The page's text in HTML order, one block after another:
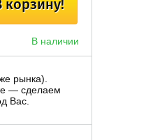
корзину!
В наличии
рынка).
— сделаем
Вас.